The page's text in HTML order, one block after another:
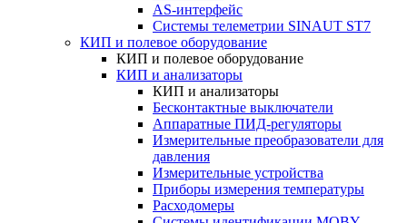
AS-интерфейс
Системы телеметрии SINAUT ST7
КИП и полевое оборудование
КИП и полевое оборудование
КИП и анализаторы
КИП и анализаторы
Бесконтактные выключатели
Аппаратные ПИД-регуляторы
Измерительные преобразователи для
давления
Измерительные устройства
Приборы измерения температуры
Расходомеры